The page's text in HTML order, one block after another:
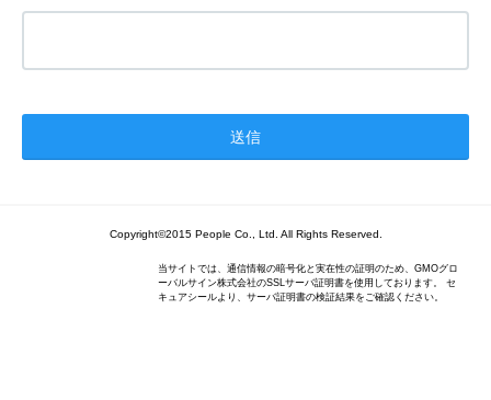
Copyright©2015 People Co., Ltd. All Rights Reserved.
当サイトでは、通信情報の暗号化と実在性の証明のため、GMOグロ
ーバルサイン株式会社のSSLサーバ証明書を使用しております。 セ
キュアシールより、サーバ証明書の検証結果をご確認ください。